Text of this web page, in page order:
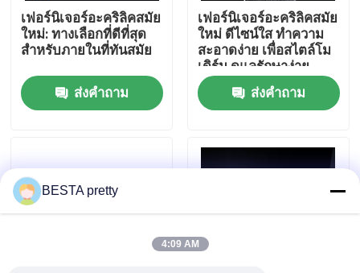
ทัวร์โรงงาน
ติดต่อเรา
กรณี
เฟอร์นิเจอร์อะคริลิคสมัย
ใหม่: ทางเลือกที่ดีที่สุด
สำหรับภายในที่ทันสมัย
ส่งคำถาม
เฟอร์นิเจอร์อะคริลิคสมัย
ใหม่ ดีไซน์ใส ทำความ
สะอาดง่าย เพื่อสไตล์โม
เดิร์น ดูแลรักษาง่าย
ส่งคำถาม
BESTA pretty
4:09 AM